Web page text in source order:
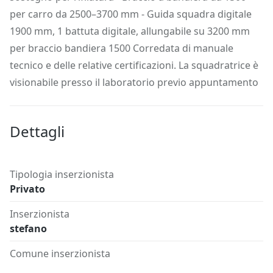
per carro da 2500–3700 mm - Guida squadra digitale
1900 mm, 1 battuta digitale, allungabile su 3200 mm
per braccio bandiera 1500 Corredata di manuale
tecnico e delle relative certificazioni. La squadratrice è
visionabile presso il laboratorio previo appuntamento
Dettagli
Tipologia inserzionista
Privato
Inserzionista
stefano
Comune inserzionista